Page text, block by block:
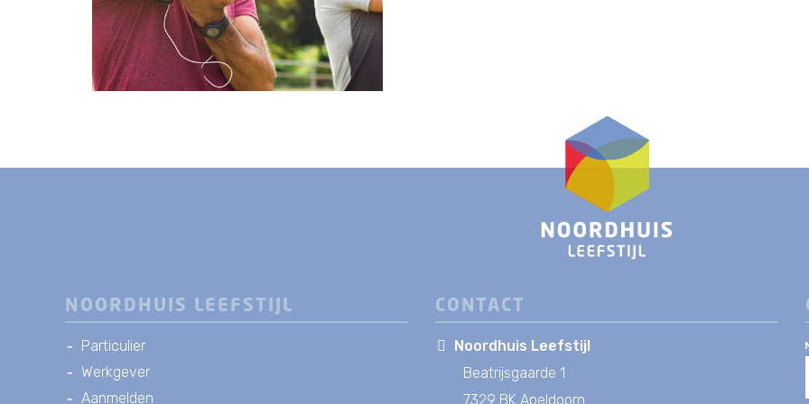
NOORDHUIS LEEFSTIJL
Particulier
Werkgever
Aanmelden
CONTACT
Noordhuis Leefstijl
Beatrijsgaarde 1
7329 BK Apeldoorn